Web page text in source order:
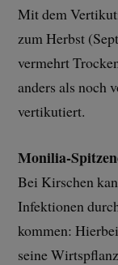
Mit dem
zum Herbst
vermehrt
anders als noch
vertikutiert.
Monilia-
Bei Kirschen
Infektionen
kommen:
seine